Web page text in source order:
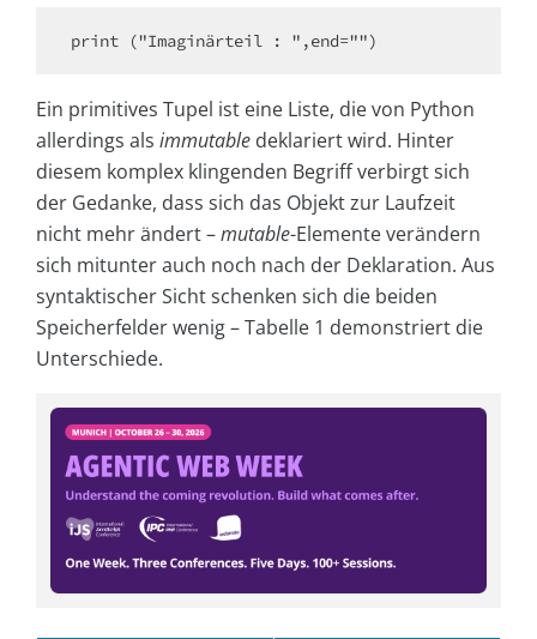
print ("Imaginärteil : ",end="")
Ein primitives Tupel ist eine Liste, die von Python
allerdings als immutable deklariert wird. Hinter
diesem komplex klingenden Begriff verbirgt sich
der Gedanke, dass sich das Objekt zur Laufzeit
nicht mehr ändert –mutable-Elemente verändern
sich mitunter auch noch nach der Deklaration. Aus
syntaktischer Sicht schenken sich die beiden
Speicherfelder wenig – Tabelle 1 demonstriert die
Unterschiede.